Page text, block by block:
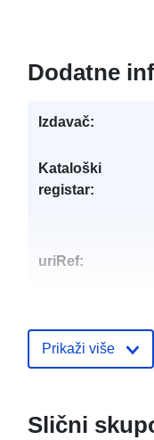
Dodatne
Izdavač:
Kataloški
registar:
uriRef:
Prikaži više
Slični